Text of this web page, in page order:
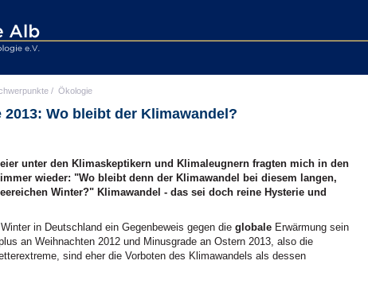
/ Ökologie
2013: Wo bleibt der Klimawandel?
unter den Klimaskeptikern und Klimaleugnern fragten mich in den
immer wieder: "Wo bleibt denn der Klimawandel bei diesem langen,
Winter?" Klimawandel - das sei doch reine Hysterie und
in Deutschland ein Gegenbeweis gegen die globale Erwärmung sein
an Weihnachten 2012 und Minusgrade an Ostern 2013, also die
sind eher die Vorboten des Klimawandels als dessen